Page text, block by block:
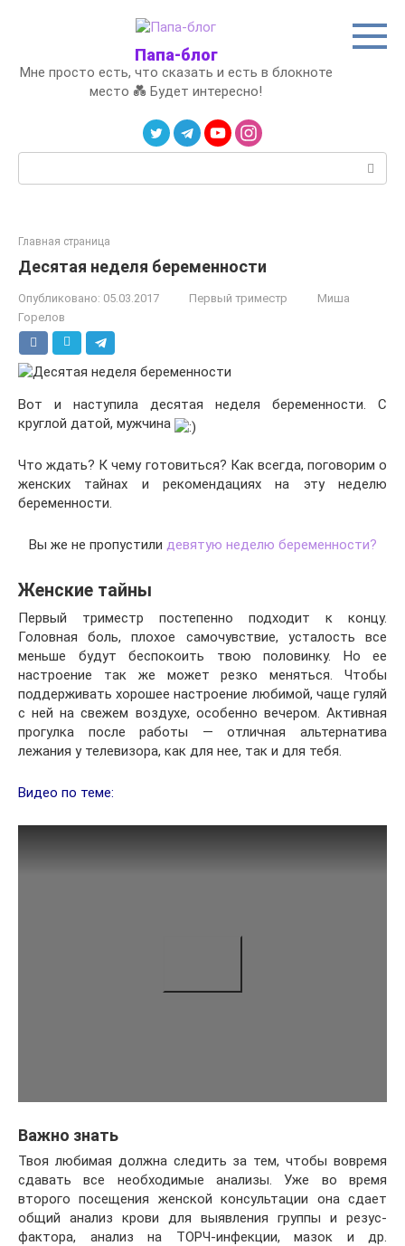
Папа-блог
Мне просто есть, что сказать и есть в блокноте
место 💑 Будет интересно!
Главная страница
Десятая неделя беременности
Опубликовано: 05.03.2017 Первый триместр
Миша
Горелов
Вот и наступила десятая неделя беременности. С
круглой датой, мужчина
Что ждать? К чему готовиться? Как всегда, поговорим о
женских тайнах и рекомендациях на эту неделю
беременности.
Вы же не пропустили девятую неделю беременности?
Женские тайны
Первый триместр постепенно подходит к концу.
Головная боль, плохое самочувствие, усталость все
меньше будут беспокоить твою половинку. Но ее
настроение так же может резко меняться. Чтобы
поддерживать хорошее настроение любимой, чаще гуляй
с ней на свежем воздухе, особенно вечером. Активная
прогулка после работы — отличная альтернатива
лежания у телевизора, как для нее, так и для тебя.
Видео по теме:
Важно знать
Твоя любимая должна следить за тем, чтобы вовремя
сдавать все необходимые анализы. Уже во время
второго посещения женской консультации она сдает
общий анализ крови для выявления группы и резус-
фактора, анализ на ТОРЧ-инфекции, мазок и др.